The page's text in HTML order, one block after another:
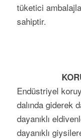
tüketici
sahiptir.
Endüstriyel
dalında giderek
dayanıklı
dayanıklı